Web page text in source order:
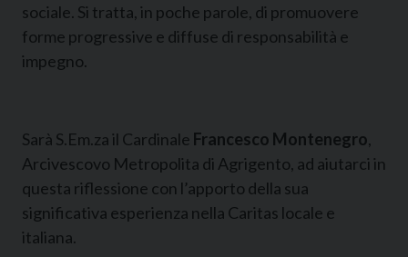
sociale. Si tratta, in poche parole, di promuovere
forme progressive e diffuse di responsabilità e
impegno.
Sarà S.Em.za il Cardinale Francesco Montenegro,
Arcivescovo Metropolita di Agrigento, ad aiutarci in
questa riflessione con l’apporto della sua
significativa esperienza nella Caritas locale e
italiana.